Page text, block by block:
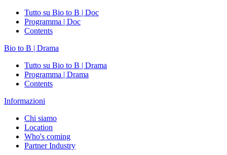
Tutto su Bio to B | Doc
Programma | Doc
Contents
Bio to B | Drama
Tutto su Bio to B | Drama
Programma | Drama
Contents
Informazioni
Chi siamo
Location
Who's coming
Partner Industry